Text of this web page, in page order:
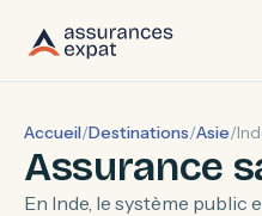
Accueil/Destinations/Asie/
Assurance
En Inde, le système public